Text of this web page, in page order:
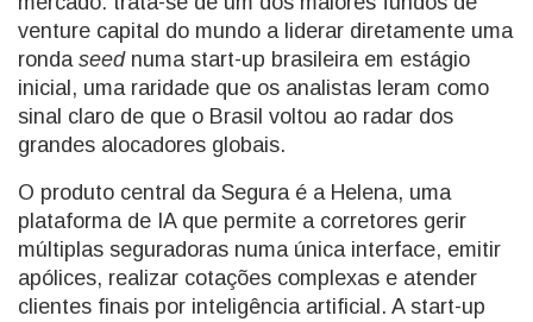
venture capital do mundo a liderar diretamente uma
ronda seednuma start-up brasileira em estágio
inicial, uma raridade que os analistas leram como
sinal claro de que o Brasil voltou ao radar dos
grandes alocadores globais.
O produto central da Segura é a Helena, uma
plataforma de IA que permite a corretores gerir
múltiplas seguradoras numa única interface, emitir
apólices, realizar cotações complexas e atender
clientes finais por inteligência artificial. A start-up